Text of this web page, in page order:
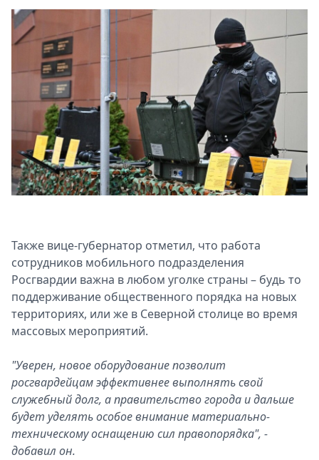
Также вице-губернатор отметил, что работа
сотрудников мобильного подразделения
Росгвардии важна в любом уголке страны – будь то
поддерживание общественного порядка на новых
территориях, или же в Северной столице во время
массовых мероприятий.
"Уверен, новое оборудование позволит
росгвардейцам эффективнее выполнять свой
служебный долг, а правительство города и дальше
будет уделять особое внимание материально-
техническому оснащению сил правопорядка", -
добавил он.